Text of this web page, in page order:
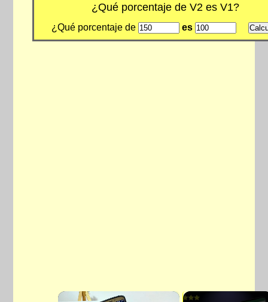
¿Qué porcentaje de V2 es V1?
¿Qué porcentaje de es
×